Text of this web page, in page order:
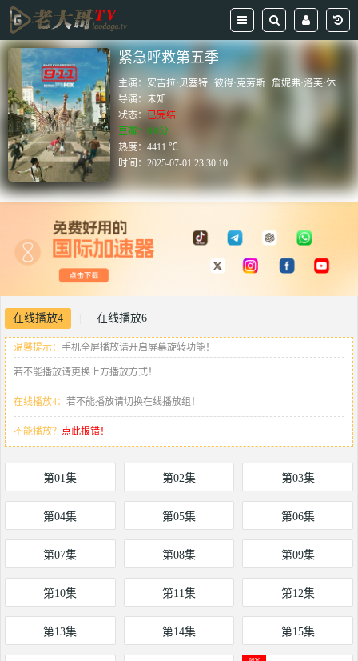
紧急呼救第五季
主演： 安吉拉·贝塞特 彼得·克劳斯 詹妮弗·洛芙·休伊特
导演：未知
状态：已完结
豆瓣：0.0分
热度：4411 ℃
时间：2025-07-01 23:30:10
在线播放4 在线播放6
温馨提示： 手机全屏播放请开启屏幕旋转功能！
若不能播放请更换上方播放方式！
在线播放4： 若不能播放请切换在线播放组！
不能播放？ 点此报错！
第01集 第02集 第03集
第04集 第05集 第06集
第07集 第08集 第09集
第10集 第11集 第12集
第13集 第14集 第15集